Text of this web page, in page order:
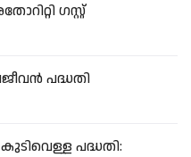
ഗസ്റ്റ്
പദ്ധതി
പദ്ധതി: